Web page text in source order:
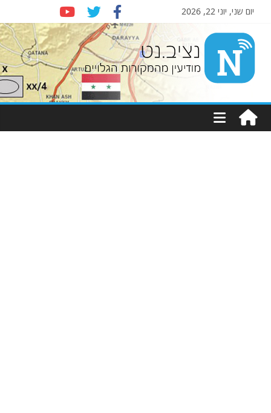
יום שני, יוני 22, 2026
Nziv.net
מודיעין
מהמקורות